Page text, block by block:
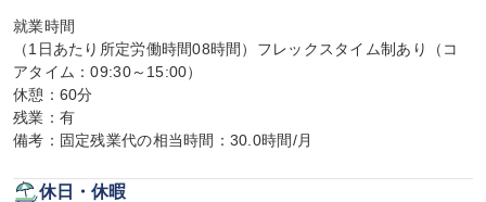
就業時間
（1日あたり所定労働時間08時間）フレックスタイム制あり（コ
アタイム：09:30～15:00）
休憩：60分
残業：有
備考：固定残業代の相当時間：30.0時間/月
休日・休暇